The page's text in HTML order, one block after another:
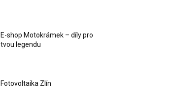
E-shop Motokrámek – díly pro
tvou legendu
Fotovoltaika Zlín